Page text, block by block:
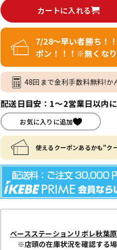
カートに入れる
7/28～早い者勝ち！
ポン！！！※無くな
48回まで金利手数料無料!か
配送日目安：1～2営業日以内
お気に入りに追加
使えるクーポンあるかも"ク
ベースステーションリボレ秋葉原
※店頭の在庫状況を確認する